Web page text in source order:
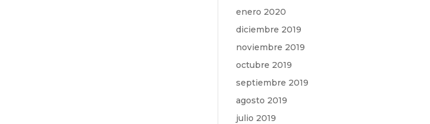
enero 2020
diciembre 2019
noviembre 2019
octubre 2019
septiembre 2019
agosto 2019
julio 2019